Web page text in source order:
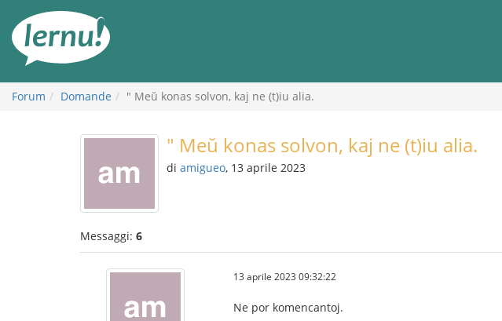
all’indice
Forum Domande " Meŭ konas solvon, kaj ne (t)iu alia.
" Meŭ konas solvon, kaj ne (t)iu alia.
di amigueo, 13 aprile 2023
Messaggi: 6
13 aprile 2023 09:32:22
Ne por komencantoj.